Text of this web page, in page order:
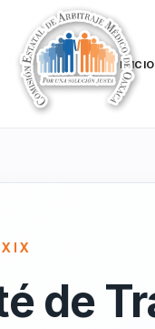
INICIO
de